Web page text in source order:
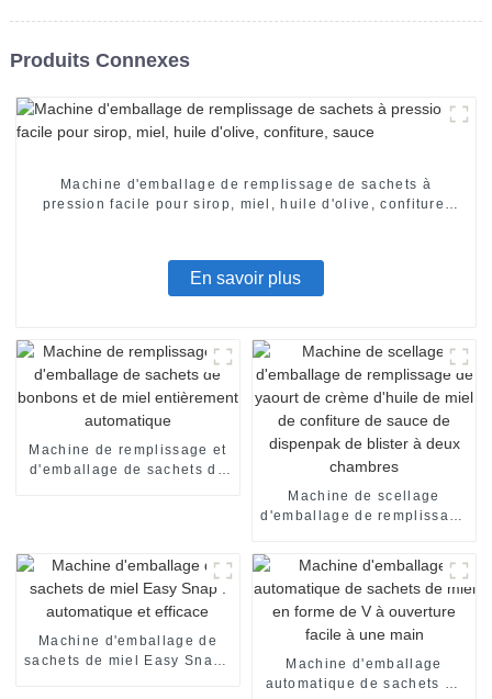
Produits Connexes
Machine d'emballage de remplissage de sachets à
pression facile pour sirop, miel, huile d'olive, confiture,
En savoir plus
Machine de remplissage et
d'emballage de sachets de
Machine de scellage
d'emballage de remplissage
sauce de dispenpak de
blister à deux chambres
Machine d'emballage de
sachets de miel Easy Snap :
Machine d'emballage
automatique de sachets de